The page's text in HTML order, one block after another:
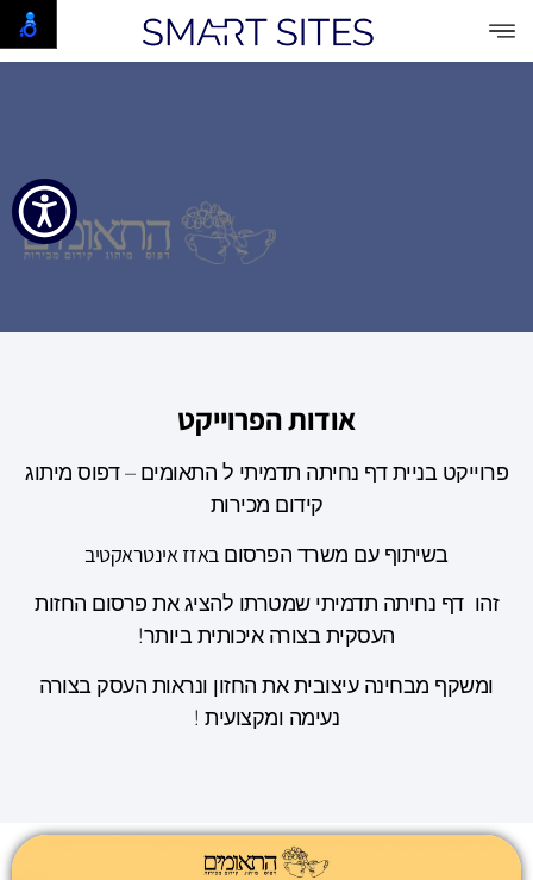
אודות הפרוייקט
פרוייקט בניית דף נחיתה תדמיתי ל התאומים – דפוס מיתוג
קידום מכירות
בשיתוף עם משרד הפרסוםבאזז אינטראקטיב
זהו דף נחיתה תדמיתי שמטרתו להציג את פרסום החזות
העסקית בצורה איכותית ביותר!
ומשקף מבחינה עיצובית את החזון ונראות העסק בצורה
נעימה ומקצועית !